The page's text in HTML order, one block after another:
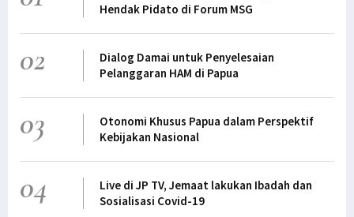
Hendak Pidato di Forum MSG
02
Dialog Damai untuk Penyelesaian
Pelanggaran HAM di Papua
03
Otonomi Khusus Papua dalam Perspektif
Kebijakan Nasional
04
Live di JP TV, Jemaat lakukan Ibadah dan
Sosialisasi Covid-19